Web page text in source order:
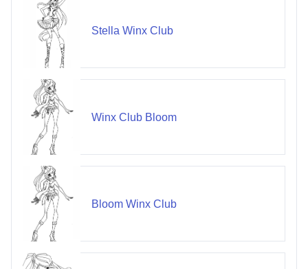
Stella Winx Club
Winx Club Bloom
Bloom Winx Club